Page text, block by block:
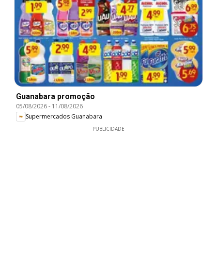
Guanabara promoção
05/08/2026- 11/08/2026
Supermercados Guanabara
PUBLICIDADE